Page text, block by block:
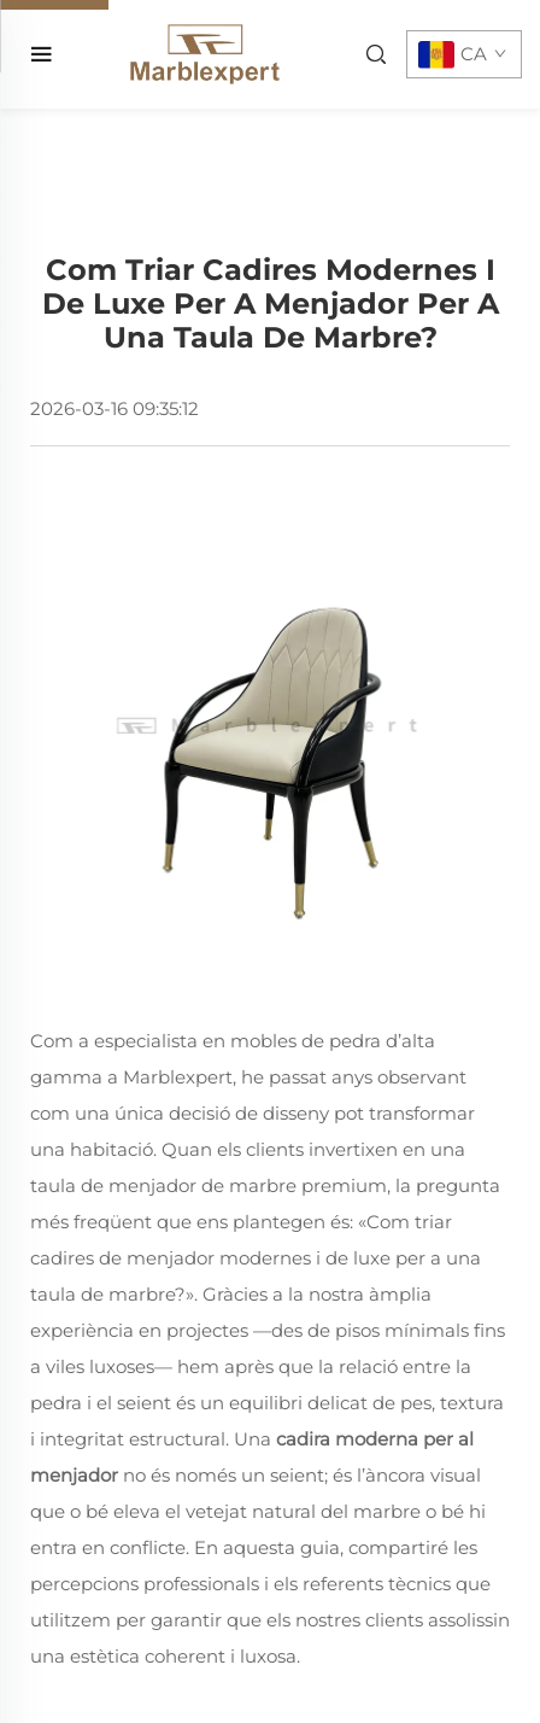
CA
Com Triar Cadires Modernes I
De Luxe Per A Menjador Per A
Una Taula De Marbre?
2026-03-16 09:35:12
Com a especialista en mobles de pedra d’alta
gamma a Marblexpert, he passat anys observant
com una única decisió de disseny pot transformar
una habitació. Quan els clients invertixen en una
taula de menjador de marbre premium, la pregunta
més freqüent que ens plantegen és: «Com triar
cadires de menjador modernes i de luxe per a una
taula de marbre?». Gràcies a la nostra àmplia
experiència en projectes —des de pisos mínimals fins
a viles luxoses— hem après que la relació entre la
pedra i el seient és un equilibri delicat de pes, textura
i integritat estructural. Una cadira moderna per al
menjador no és només un seient; és l’àncora visual
que o bé eleva el vetejat natural del marbre o bé hi
entra en conflicte. En aquesta guia, compartiré les
percepcions professionals i els referents tècnics que
utilitzem per garantir que els nostres clients assolissin
una estètica coherent i luxosa.